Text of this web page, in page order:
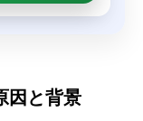
因と背景